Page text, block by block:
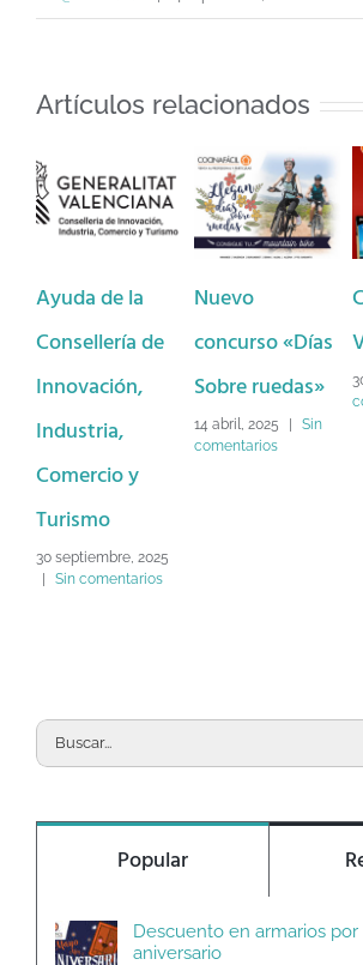
Artículos relacionados
Ayuda de la
Consellería de
Innovación,
Industria,
Comercio y
Turismo
30 septiembre, 2025
Sin comentarios
Nuevo
concurso «Días
Sobre ruedas»
14 abril, 2025
Sin
comentarios
Buscar:
Popular
Descuento en armarios
aniversario